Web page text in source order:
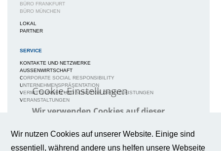
BÜRO FRANKFURT
BÜRO MÜNCHEN
LOKAL
PARTNER
SERVICE
KONTAKTE UND NETZWERKE
AUSSENWIRTSCHAFT
CORPORATE SOCIAL RESPONSIBILITY
UNTERNEHMENSPRÄSENTATION
VERMITTLUNGEN UND SONSTIGE DIENSTLEISTUNGEN
VERANSTALTUNGEN
NEWS / BERICHTE / ARTIKEL
BROSCHÜREN
Wir nutzen Cookies auf unserer Website. Einige sind
essentiell, während andere uns helfen unsere Webseite
Cookie-Einstellungen
Wir verwenden Cookies auf dieser
Weitere Informationen